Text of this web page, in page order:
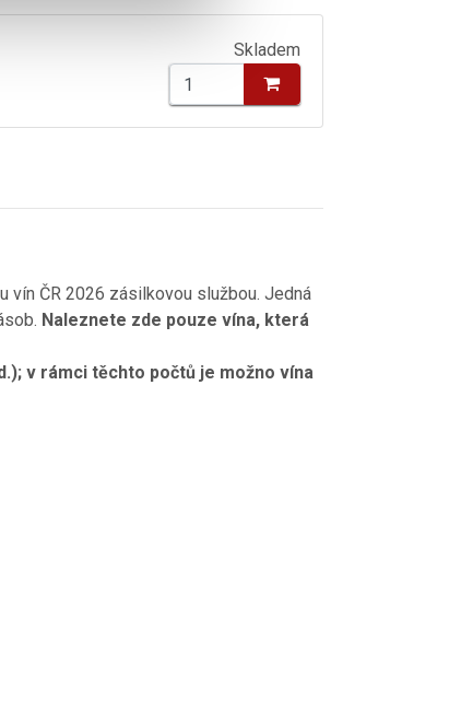
Skladem
vín ČR 2026 zásilkovou službou. Jedná
Naleznete zde pouze vína, která
v rámci těchto počtů je možno vína